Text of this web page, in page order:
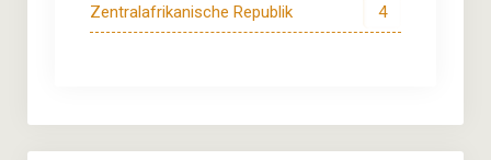
Zentralafrikanische Republik 4